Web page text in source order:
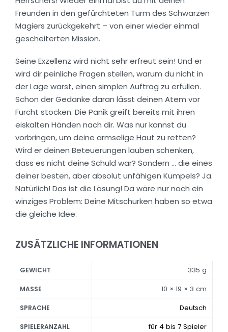
Freunden in den gefürchteten Turm des Schwarzen
Magiers zurückgekehrt – von einer wieder einmal
gescheiterten Mission.
Seine Exzellenz wird nicht sehr erfreut sein! Und er
wird dir peinliche Fragen stellen, warum du nicht in
der Lage warst, einen simplen Auftrag zu erfüllen.
Schon der Gedanke daran lässt deinen Atem vor
Furcht stocken. Die Panik greift bereits mit ihren
eiskalten Händen nach dir. Was nur kannst du
vorbringen, um deine armselige Haut zu retten?
Wird er deinen Beteuerungen lauben schenken,
dass es nicht deine Schuld war? Sondern … die eines
deiner besten, aber absolut unfähigen Kumpels? Ja.
Natürlich! Das ist die Lösung! Da wäre nur noch ein
winziges Problem: Deine Mitschurken haben so etwa
die gleiche Idee.
ZUSÄTZLICHE INFORMATIONEN
GEWICHT 335 g
MASSE 10 × 19 × 3 cm
SPRACHE Deutsch
SPIELERANZAHL für 4 bis 7 Spieler